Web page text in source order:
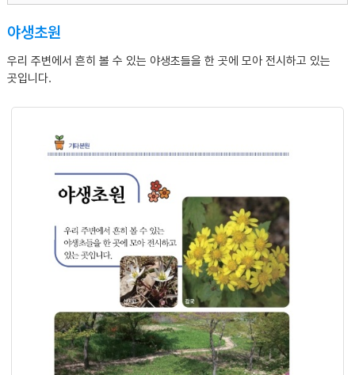
야생초원
우리 주변에서 흔히 볼 수 있는 야생초들을 한 곳에 모아 전시하고 있는
곳입니다.